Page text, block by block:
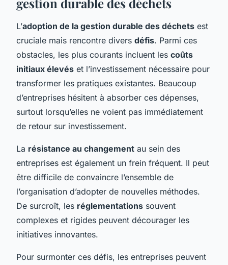
L’adoption de la gestion durable des déchets est
cruciale mais rencontre divers défis. Parmi ces
obstacles, les plus courants incluent les coûts
initiaux élevés et l’investissement nécessaire pour
transformer les pratiques existantes. Beaucoup
d’entreprises hésitent à absorber ces dépenses,
surtout lorsqu’elles ne voient pas immédiatement
de retour sur investissement.
La résistance au changement au sein des
entreprises est également un frein fréquent. Il peut
être difficile de convaincre l’ensemble de
l’organisation d’adopter de nouvelles méthodes.
De surcroît, les réglementations souvent
complexes et rigides peuvent décourager les
initiatives innovantes.
Pour surmonter ces défis, les entreprises peuvent